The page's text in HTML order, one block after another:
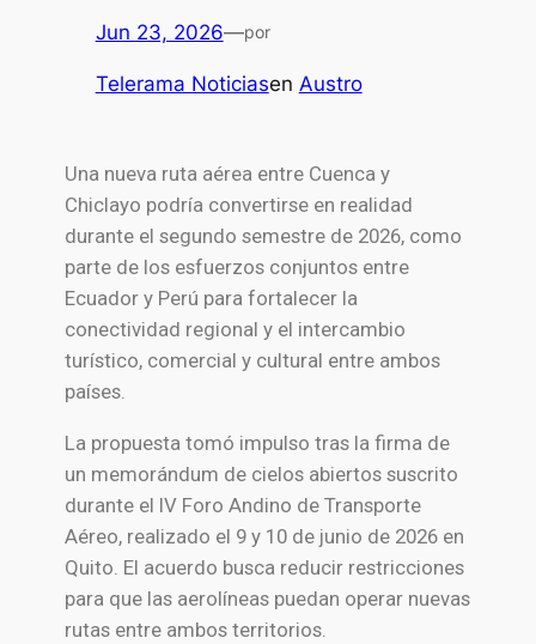
Jun 23, 2026—por
Telerama Noticiasen Austro
Una nueva ruta aérea entre Cuenca y
Chiclayo podría convertirse en realidad
durante el segundo semestre de 2026, como
parte de los esfuerzos conjuntos entre
Ecuador y Perú para fortalecer la
conectividad regional y el intercambio
turístico, comercial y cultural entre ambos
países.
La propuesta tomó impulso tras la firma de
un memorándum de cielos abiertos suscrito
durante el IV Foro Andino de Transporte
Aéreo, realizado el 9 y 10 de junio de 2026 en
Quito. El acuerdo busca reducir restricciones
para que las aerolíneas puedan operar nuevas
rutas entre ambos territorios.